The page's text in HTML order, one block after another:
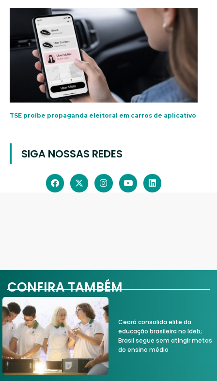
TSE proíbe propaganda eleitoral em carros de aplicativo
SIGA NOSSAS REDES
CONFIRA TAMBÉM
Ceará consolida elite da
educação brasileira no Ideb;
Brasil segue sem atingir metas
do ensino médio